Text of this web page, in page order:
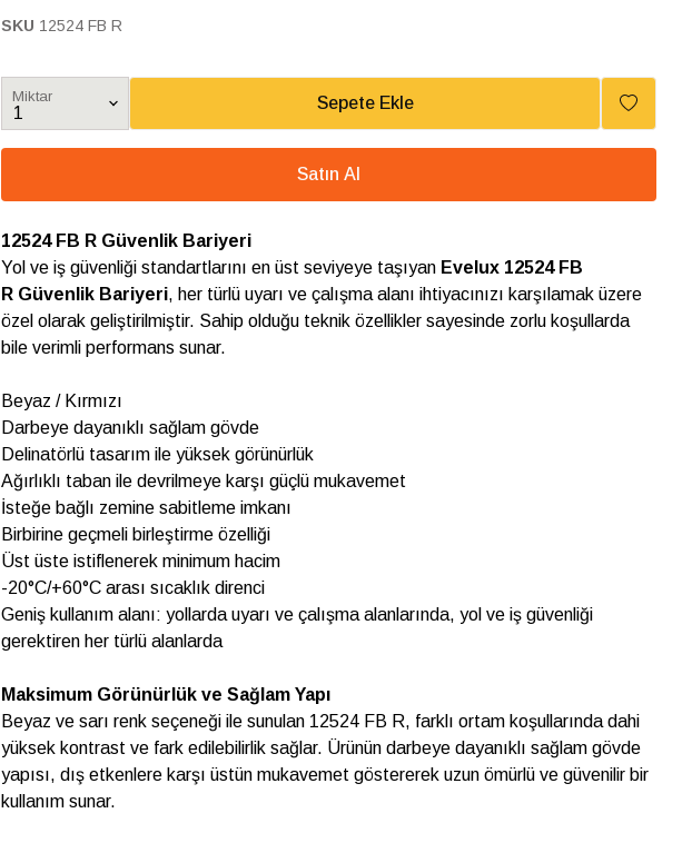
SKU 12524 FB R
Miktar Sepete Ekle
Satın Al
12524 FB R Güvenlik Bariyeri
Yol ve iş güvenliği standartlarını en üst seviyeye taşıyan Evelux 12524 FB
R Güvenlik Bariyeri, her türlü uyarı ve çalışma alanı ihtiyacınızı karşılamak üzere
özel olarak geliştirilmiştir. Sahip olduğu teknik özellikler sayesinde zorlu koşullarda
bile verimli performans sunar.
Beyaz / Kırmızı
Darbeye dayanıklı sağlam gövde
Delinatörlü tasarım ile yüksek görünürlük
Ağırlıklı taban ile devrilmeye karşı güçlü mukavemet
İsteğe bağlı zemine sabitleme imkanı
Birbirine geçmeli birleştirme özelliği
Üst üste istiflenerek minimum hacim
-20°C/+60°C arası sıcaklık direnci
Geniş kullanım alanı: yollarda uyarı ve çalışma alanlarında, yol ve iş güvenliği
gerektiren her türlü alanlarda
Maksimum Görünürlük ve Sağlam Yapı
Beyaz ve sarı renk seçeneği ile sunulan 12524 FB R, farklı ortam koşullarında dahi
yüksek kontrast ve fark edilebilirlik sağlar. Ürünün darbeye dayanıklı sağlam gövde
yapısı, dış etkenlere karşı üstün mukavemet göstererek uzun ömürlü ve güvenilir bir
kullanım sunar.